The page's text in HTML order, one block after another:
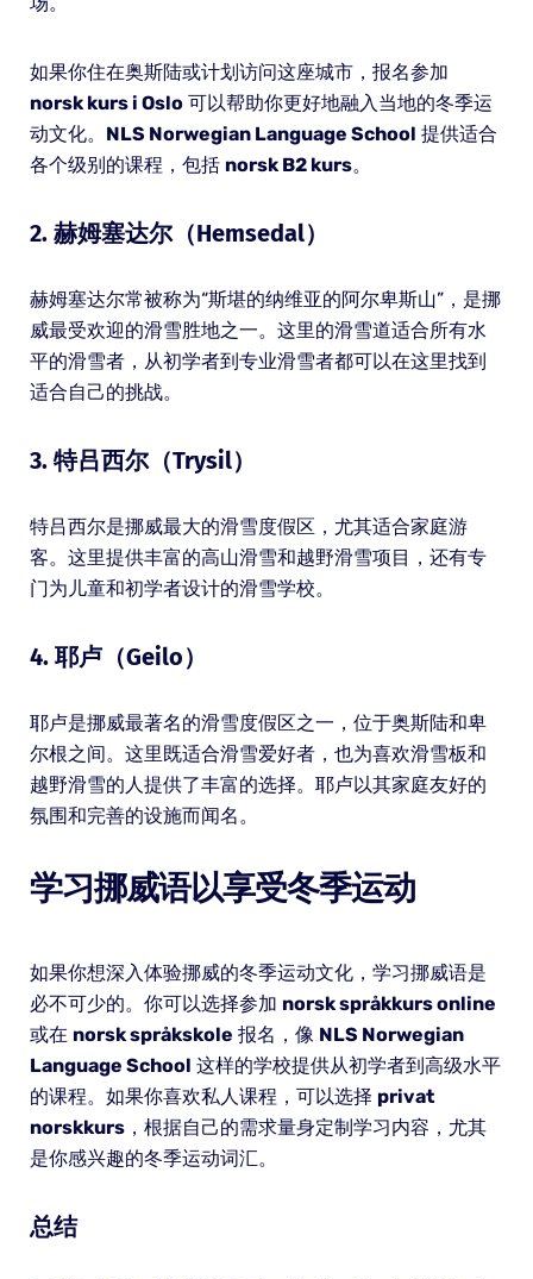
如果你住在奥斯陆或计划访问这座城市，报名参加
norsk kurs i Oslo可以帮助你更好地融入当地的冬季运
动文化。 NLS Norwegian Language School 提供适合
各个级别的课程，包括 norsk B2 kurs。
2. 赫姆塞达尔（Hemsedal）
赫姆塞达尔常被称为“斯堪的纳维亚的阿尔卑斯山”，是挪
威最受欢迎的滑雪胜地之一。这里的滑雪道适合所有水
平的滑雪者，从初学者到专业滑雪者都可以在这里找到
适合自己的挑战。
3. 特吕西尔（Trysil）
特吕西尔是挪威最大的滑雪度假区，尤其适合家庭游
客。这里提供丰富的高山滑雪和越野滑雪项目，还有专
门为儿童和初学者设计的滑雪学校。
4. 耶卢（Geilo）
耶卢是挪威最著名的滑雪度假区之一，位于奥斯陆和卑
尔根之间。这里既适合滑雪爱好者，也为喜欢滑雪板和
越野滑雪的人提供了丰富的选择。耶卢以其家庭友好的
氛围和完善的设施而闻名。
学习挪威语以享受冬季运动
如果你想深入体验挪威的冬季运动文化，学习挪威语是
必不可少的。你可以选择参加 norsk språkkurs online
或在 norsk språkskole 报名，像 NLS Norwegian
Language School 这样的学校提供从初学者到高级水平
的课程。如果你喜欢私人课程，可以选择 privat
norskkurs，根据自己的需求量身定制学习内容，尤其
是你感兴趣的冬季运动词汇。
总结